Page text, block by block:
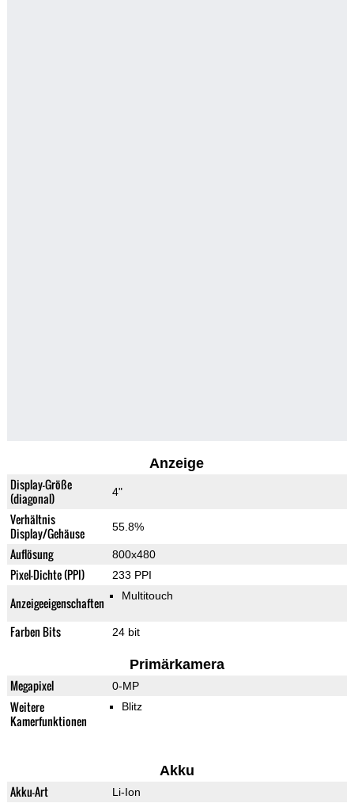
Anzeige
Display-Größe
(diagonal)
4"
Verhältnis
Display/Gehäuse
55.8%
Auflösung 800x480
Pixel-Dichte (PPI) 233 PPI
Anzeigeeigenschaften Multitouch
Farben Bits 24 bit
Primärkamera
Megapixel 0-MP
Weitere
Kamerfunktionen
Blitz
Akku
Akku-Art Li-Ion